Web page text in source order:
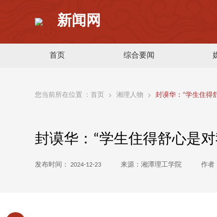
新闻网
首页 综合要闻
您当前所在位置 ： 首页 湘理人物 封谟华：“学生住得
封谟华：“学生住得舒心是
发布时间： 2024-12-23 来源：湘潭理工学院 作者